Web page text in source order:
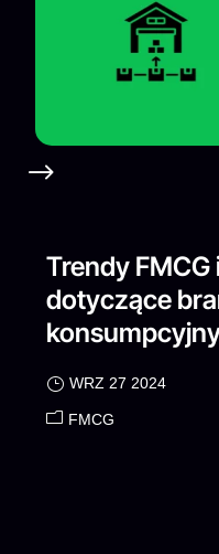
Trendy
dotyczące
WRZ 27 2024
FMCG